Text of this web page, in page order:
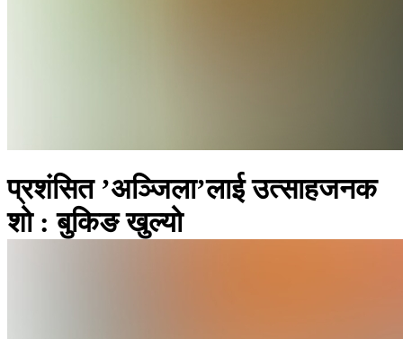
प्रशंसित ’अञ्जिला’लाई उत्साहजनक
शो : बुकिङ खुल्यो